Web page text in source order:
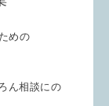
めの
ん相談にの